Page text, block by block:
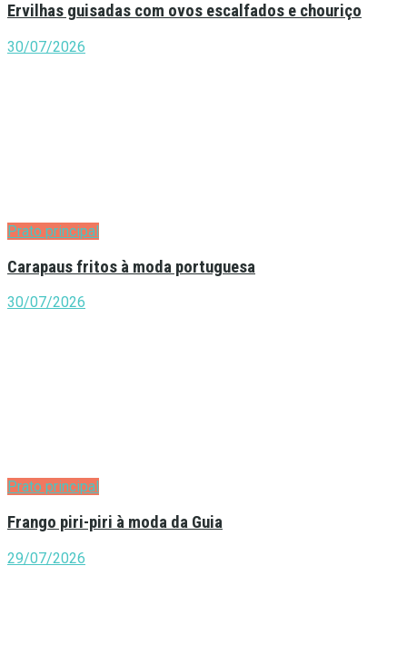
Ervilhas guisadas com ovos escalfados e chouriço
30/07/2026
Prato principal
Carapaus fritos à moda portuguesa
30/07/2026
Prato principal
Frango piri-piri à moda da Guia
29/07/2026